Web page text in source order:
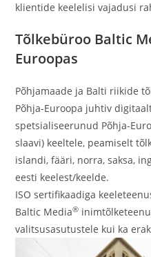
klientide keelelisi vajadusi
Tõlkebüroo Baltic
Euroopas
Põhjamaade ja Balti riikide
Põhja-Euroopa juhtiv
spetsialiseerunud Põhja-
slaavi) keeltele, peamiselt
islandi, fääri, norra, saksa,
eesti keelest/keelde.
ISO sertifikaadiga
Baltic Media®
valitsusasutustele kui ka